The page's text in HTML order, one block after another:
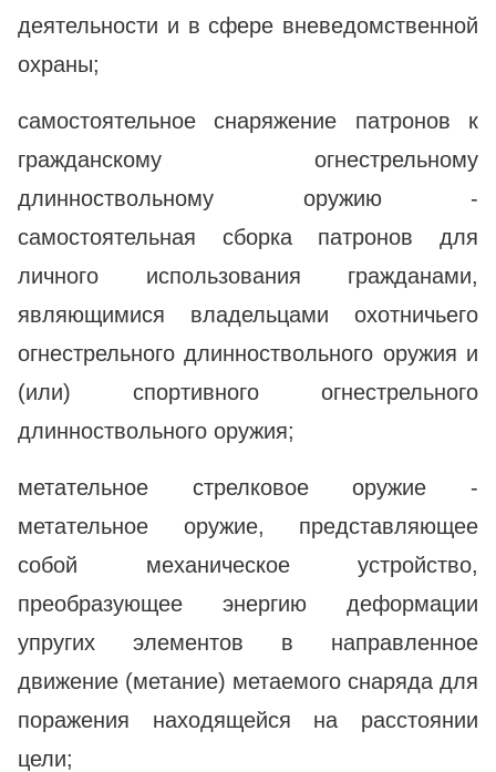
деятельности и в сфере вневедомственной
охраны;
самостоятельное снаряжение патронов к
гражданскому огнестрельному
длинноствольному оружию -
самостоятельная сборка патронов для
личного использования гражданами,
являющимися владельцами охотничьего
огнестрельного длинноствольного оружия и
(или) спортивного огнестрельного
длинноствольного оружия;
метательное стрелковое оружие -
метательное оружие, представляющее
собой механическое устройство,
преобразующее энергию деформации
упругих элементов в направленное
движение (метание) метаемого снаряда для
поражения находящейся на расстоянии
цели;